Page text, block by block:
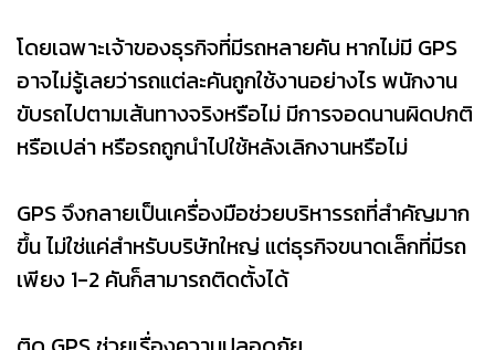
โดยเฉพาะเจ้าของธุรกิจที่มีรถหลายคัน หากไม่มี GPS
อาจไม่รู้เลยว่ารถแต่ละคันถูกใช้งานอย่างไร พนักงาน
ขับรถไปตามเส้นทางจริงหรือไม่ มีการจอดนานผิดปกติ
หรือเปล่า หรือรถถูกนำไปใช้หลังเลิกงานหรือไม่
GPS จึงกลายเป็นเครื่องมือช่วยบริหารรถที่สำคัญมาก
ขึ้น ไม่ใช่แค่สำหรับบริษัทใหญ่ แต่ธุรกิจขนาดเล็กที่มีรถ
เพียง 1-2 คันก็สามารถติดตั้งได้